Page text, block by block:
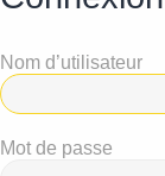
Nom d’utilisateur
Mot de passe